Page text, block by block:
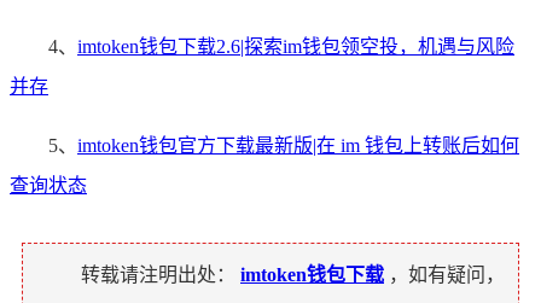
4、 imtoken钱包下载2.6|探索im钱包领空投，机遇与风险
并存
5、 imtoken钱包官方下载最新版|在 im 钱包上转账后如何
查询状态
转载请注明出处： imtoken钱包下载 ，如有疑问，